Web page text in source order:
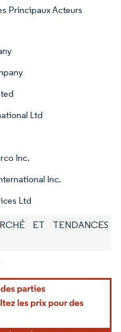
Principaux Acteurs
Ltd
Inc.
Inc.
Ltd
ET TENDANCES